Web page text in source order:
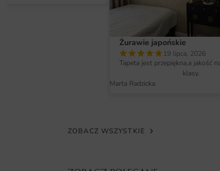
materiałów, które gwarantują trwałość i odporność na
uszkodzenia. Druk jest realizowany przy użyciu
nowoczesnych technologii, co zapewnia intensywność
kolorów oraz wyjątkową ostrość detali. Dzięki
zastosowanym atramentom, plakat jest odporny na
blaknięcie, co pozwala cieszyć się jego pięknem przez
Żurawie japońskie
19 lipca, 2026
Tapeta jest przepiękna,a jakość
klasy.
Marta Radzicka
ZOBACZ WSZYSTKIE